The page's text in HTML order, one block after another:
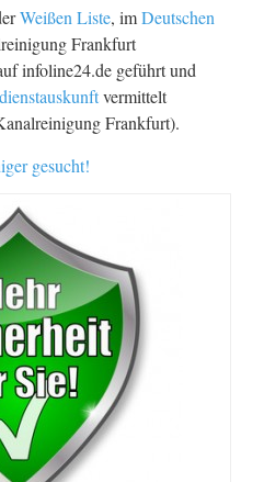
Weißen Liste, imDeutschen
Frankfurt
infoline24.de geführt und
vermittelt
Frankfurt).